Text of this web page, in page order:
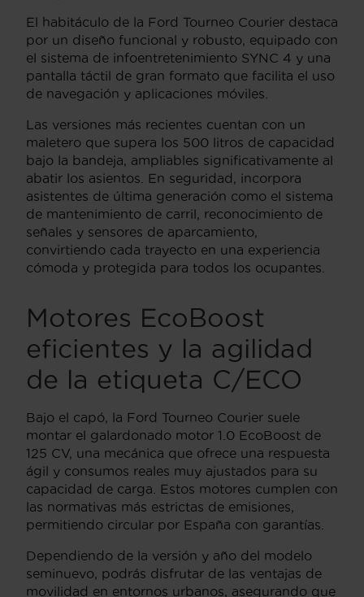
El habitáculo de la Ford Tourneo Courier destaca
por un diseño funcional y robusto, equipado con
el sistema de infoentretenimiento SYNC 4 y una
pantalla táctil de gran formato que facilita el uso
de navegación y aplicaciones móviles.
Las versiones más recientes cuentan con un
maletero que supera los 500 litros de capacidad
bajo la bandeja, ampliables significativamente al
abatir los asientos. En seguridad, incorpora
asistentes de última generación como el sistema
de mantenimiento de carril, reconocimiento de
señales y sensores de aparcamiento,
convirtiendo cada trayecto en una experiencia
cómoda y protegida para todos los ocupantes.
Motores EcoBoost
eficientes y la agilidad
de la etiqueta C/ECO
Bajo el capó, la Ford Tourneo Courier suele
montar el galardonado motor 1.0 EcoBoost de
125 CV, una mecánica que ofrece una respuesta
ágil y consumos reales muy ajustados para su
capacidad de carga. Estos motores cumplen con
las normativas más estrictas de emisiones,
permitiendo circular por España con garantías.
Dependiendo de la versión y año del modelo
seminuevo, podrás disfrutar de las ventajas de
movilidad en entornos urbanos, asegurando que